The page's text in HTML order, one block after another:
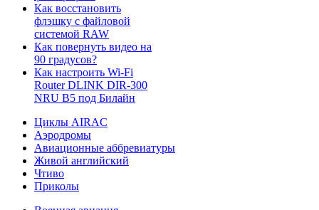
Как восстановить
флэшку с файловой
системой RAW
Как повернуть видео на
90 градусов?
Как настроить Wi-Fi
Router DLINK DIR-300
NRU B5 под Билайн
Циклы AIRAC
Аэродромы
Авиационные аббревиатуры
Живой английский
Чтиво
Приколы